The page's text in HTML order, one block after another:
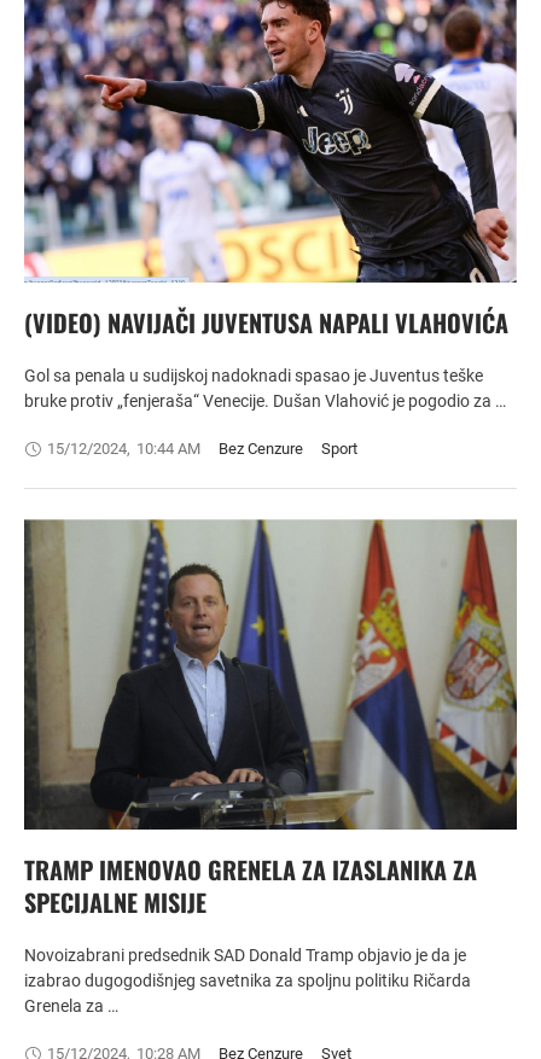
(VIDEO) NAVIJAČI JUVENTUSA NAPALI VLAHOVIĆA
Gol sa penala u sudijskoj nadoknadi spasao je Juventus teške
bruke protiv „fenjeraša“ Venecije. Dušan Vlahović je pogodio za …
15/12/2024, 10:44 AM Bez Cenzure Sport
TRAMP IMENOVAO GRENELA ZA IZASLANIKA ZA
SPECIJALNE MISIJE
Novoizabrani predsednik SAD Donald Tramp objavio je da je
izabrao dugogodišnjeg savetnika za spoljnu politiku Ričarda
Grenela za …
15/12/2024, 10:28 AM Bez Cenzure Svet